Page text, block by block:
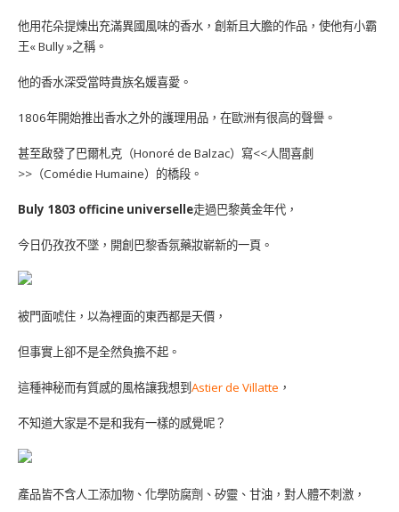
他用花朵提煉出充滿異國風味的香水，創新且大膽的作品，使他有小霸
王« Bully »之稱。
他的香水深受當時貴族名媛喜愛。
1806年開始推出香水之外的護理用品，在歐洲有很高的聲譽。
甚至啟發了巴爾札克（Honoré de Balzac）寫<<人間喜劇
>>（Comédie Humaine）的橋段。
Buly 1803 officine universelle走過巴黎黃金年代，
今日仍孜孜不墜，開創巴黎香氛藥妝嶄新的一頁。
被門面唬住，以為裡面的東西都是天價，
但事實上卻不是全然負擔不起。
這種神秘而有質感的風格讓我想到Astier de Villatte ，
不知道大家是不是和我有一樣的感覺呢？
產品皆不含人工添加物、化學防腐劑、矽靈、甘油，對人體不刺激，